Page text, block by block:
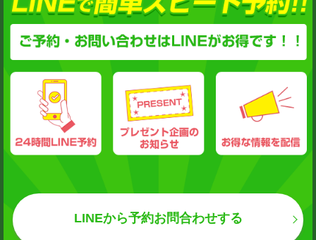
LINEから予約お問合わせする